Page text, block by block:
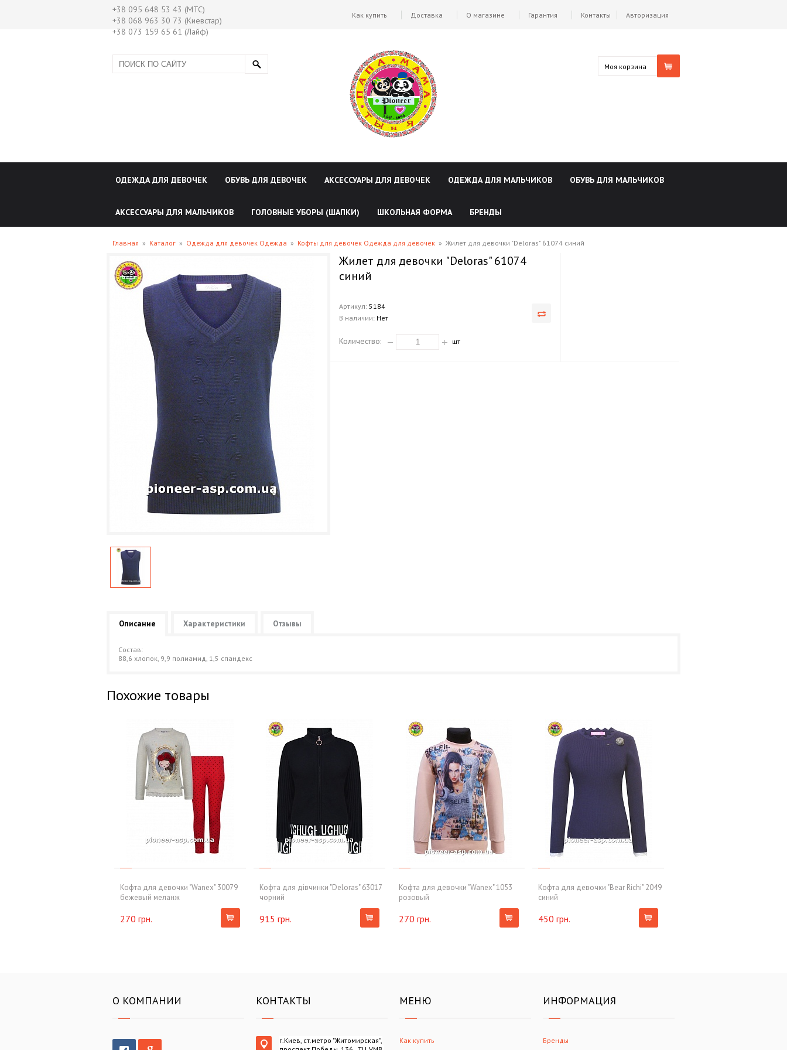
+38 095 648 53 43 (МТС)
+38 068 963 30 73 (Киевстар)
+38 073 159 65 61 (Лайф)
Авторизация
Как купить Доставка О магазине Гарантия Контакты
Моя корзина
ОДЕЖДА ДЛЯ ДЕВОЧЕК ОБУВЬ ДЛЯ ДЕВОЧЕК АКСЕССУАРЫ ДЛЯ ДЕВОЧЕК ОДЕЖДА ДЛЯ МАЛЬЧИКОВ ОБУВЬ ДЛЯ МАЛЬЧИКОВ
АКСЕССУАРЫ ДЛЯ МАЛЬЧИКОВ ГОЛОВНЫЕ УБОРЫ (ШАПКИ) ШКОЛЬНАЯ ФОРМА БРЕНДЫ
Главная » Каталог » Одежда для девочек Одежда » Кофты для девочек Одежда для девочек » Жилет для девочки "Deloras" 61074 синий
Жилет для девочки "Deloras" 61074
синий
Артикул:5184
В наличии: Нет
Количество: шт
Описание Характеристики Отзывы
Состав:
88,6 хлопок, 9,9 полиамид, 1,5 спандекс
Похожие товары
Кофта для девочки "Wanex" 30079
бежевый меланж
270 грн.
Кофта для дівчинки "Deloras" 63017
чорний
915 грн.
Кофта для девочки "Wanex" 1053
розовый
270 грн.
Кофта для девочки "Bear Richi" 2049
синий
450 грн.
О КОМПАНИИ КОНТАКТЫ
г.Киев, ст.метро "Житомирская",
МЕНЮ
Как купить
ИНФОРМАЦИЯ
Бренды